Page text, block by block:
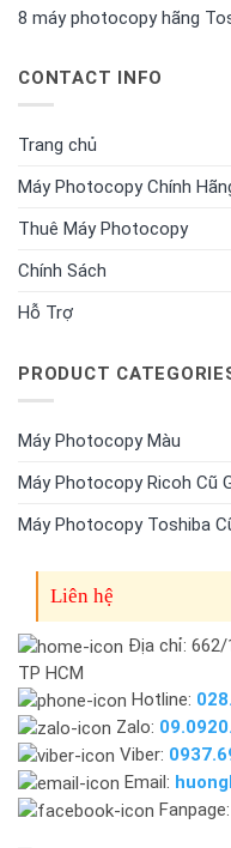
8 máy photocopy hãng
CONTACT INFO
Trang chủ
Máy Photocopy Chính
Thuê Máy Photocopy
Chính Sách
Hỗ Trợ
PRODUCT
Máy Photocopy Màu
Máy Photocopy Ricoh Cũ
Máy Photocopy Toshiba
Liên hệ
Địa chỉ: 662/
TP HCM
Hotline:
Zalo:
Viber:
Email:
Fanpage: